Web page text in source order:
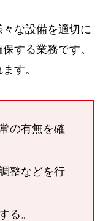
な設備を適切に
する業務です。
す。
の有無を確
整などを行
る。